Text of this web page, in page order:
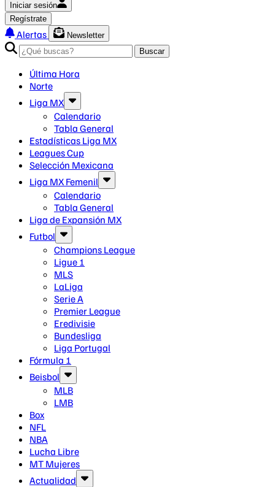
Iniciar sesión
Regístrate
Alertas
Newsletter
Buscar
Última Hora
Norte
Liga MX
Calendario
Tabla General
Estadísticas Liga MX
Leagues Cup
Selección Mexicana
Liga MX Femenil
Calendario
Tabla General
Liga de Expansión MX
Futbol
Champions League
Ligue 1
MLS
LaLiga
Serie A
Premier League
Eredivisie
Bundesliga
Liga Portugal
Fórmula 1
Beisbol
MLB
LMB
Box
NFL
NBA
Lucha Libre
MT Mujeres
Actualidad